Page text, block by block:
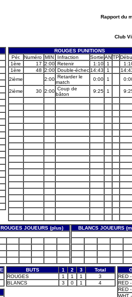
Rapport du
Club
ROUGES PUNITIONS
Pér.
Numéro MIN Infraction Sortie ANTP
1ère
17 2:00 Retenir 1:10 1
1ère
48 2:00 Double-échec 14:43 1
2ième
2:00 Retarder le
match
0:00 1
2ième 30 2:00 Coup de
bâton
9:25 1
ROUGES JOUEURS (plus)
BLANCS JOUEURS
BUTS 1 2 3
Total
ROUGES
1 1 1
3
BLANCS
3 0 1 4
RED
RED
RED
WHT